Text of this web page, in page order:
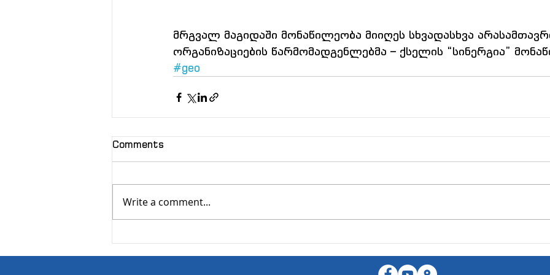
მრგვალ მაგიდაში მონაწილეობა მიიღეს სხვადასხვა
ორგანიზაციების წარმომადგენლებმა – ქსელის “სინერგია”
#geo
Comments
Write a comment...